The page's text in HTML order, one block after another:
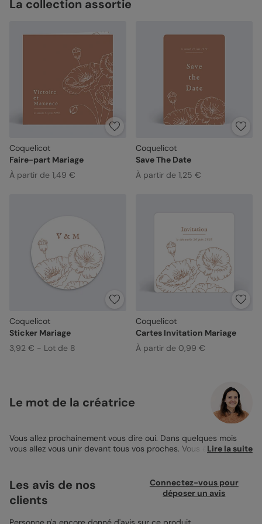
La collection assortie
Coquelicot
Faire-part Mariage
À partir de 1,49 €
Coquelicot
Save The Date
À partir de 1,25 €
Coquelicot
Sticker Mariage
3,92 € - Lot de 8
Coquelicot
Cartes Invitation Mariage
À partir de 0,99 €
Le mot de la créatrice
Vous allez prochainement vous dire oui. Dans quelques mois
vous allez vous unir devant tous vos proches. Vous êtes pressé
choses à préparer pour le Jour-J. Avant de vous lancer dans les
préparatifs, il vous faut convier vos proches à ce jour si spécial.
En envoyant vos Faire-part ne manquez pas également de
Lire la suite
Les avis de nos
clients
Connectez-vous pour
déposer un avis